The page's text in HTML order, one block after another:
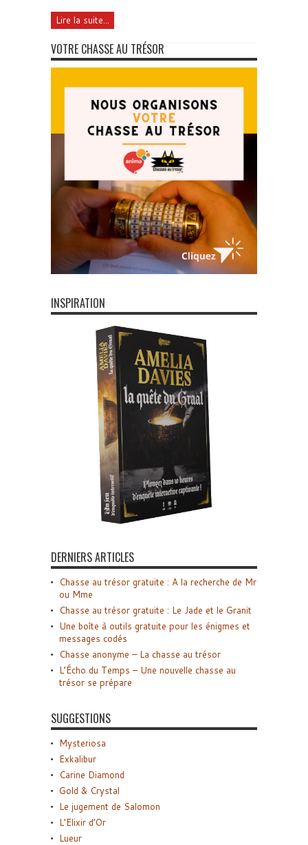
Lire la suite...
VOTRE CHASSE AU TRÉSOR
INSPIRATION
DERNIERS ARTICLES
Chasse au trésor gratuite : A la recherche de Mr
ou Mme
Chasse au trésor gratuite : Le Jade et le Granit
Une boîte à outils gratuite pour les énigmes et
messages codés
Chasse anonyme – La chasse au trésor
L’Écho du Temps – Une nouvelle chasse au
trésor se prépare
SUGGESTIONS
Mysteriosa
Exkalibur
Carine Diamond
Gold & Crystal
Le jugement de Salomon
L’Elixir d’Or
Lueur